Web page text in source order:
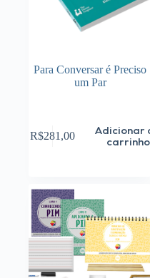
Para Conversar é Preciso
um Par
R$281,00
Adicionar
carrinho